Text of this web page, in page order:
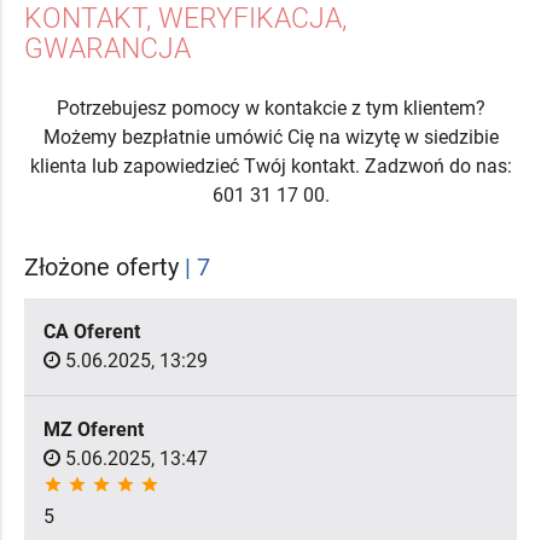
KONTAKT, WERYFIKACJA,
GWARANCJA
Potrzebujesz pomocy w kontakcie z tym klientem?
Możemy bezpłatnie umówić Cię na wizytę w siedzibie
klienta lub zapowiedzieć Twój kontakt. Zadzwoń do nas:
601 31 17 00.
Złożone oferty | 7
CA Oferent
5.06.2025, 13:29
MZ Oferent
5.06.2025, 13:47
star star star star star
5